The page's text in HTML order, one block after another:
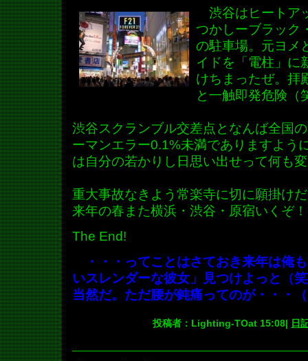
渋谷はヒートア
つかしーブラック
の駐車場。元ヨメ
イドを「電柱」に
けちまったぜ。拝
と一触即発危険（
渋谷スクランブル交差点となんば全国
ーマンエラー0.1%未満でありますよう
は自分の若かりし日思い出せって何も
重大事故なきよう常楽寺に切に願掛け
来年の春また横浜・渋谷・原宿いくぞ！
The End!
・・・ってことはさておき来年は俺
いスレンダーな彼女」見つけよっと（
当然だ。ただ腰が鈍痛ってのが・・・
投稿者：Lighting-TOat 15:08| 日